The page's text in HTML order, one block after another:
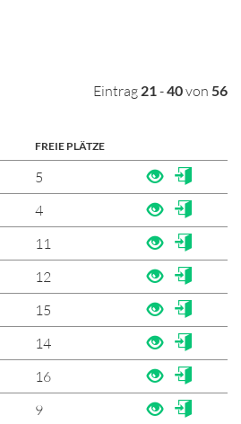
Eintrag 21-40von 56
FREIE PLÄTZE
5
4
11
12
15
14
16
9